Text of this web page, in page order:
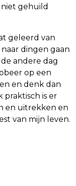
gehuild
geleerd van
dingen gaan
andere dag
op een
en denk dan
praktisch is er
en uitrekken en
van mijn leven.